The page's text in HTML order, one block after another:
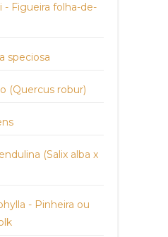
- Figueira folha-de-
speciosa
(Quercus robur)
(Salix alba x
- Pinheira ou